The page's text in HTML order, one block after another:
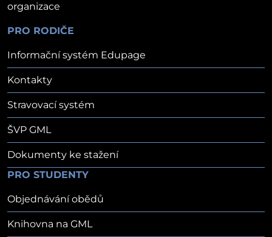
PRO RODIČE
Informační systém Edupage
Kontakty
Stravovací systém
ŠVP GML
Dokumenty ke stažení
PRO STUDENTY
Objednávání obědů
Knihovna na GML
organizace